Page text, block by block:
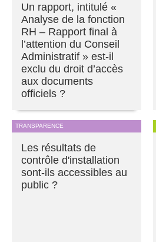
Un rapport, intitulé «
Analyse de la fonction
RH – Rapport final à
l’attention du Conseil
Administratif » est-il
exclu du droit d’accès
aux documents
officiels ?
TRANSPARENCE
Les résultats de
contrôle d'installation
sont-ils accessibles au
public ?